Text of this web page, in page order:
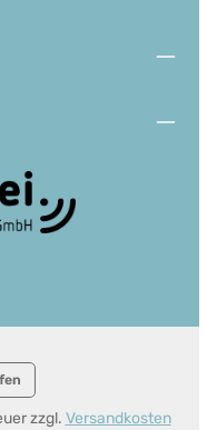
zzgl. Versandkosten